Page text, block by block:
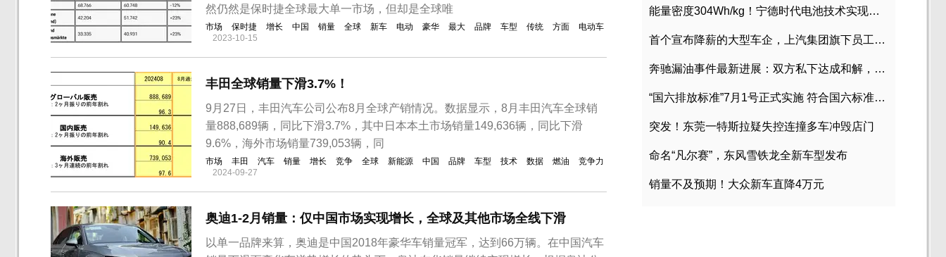
然仍然是保时捷全球最大单一市场，但却是全球唯
市场 保时捷 增长 中国 销量 全球 新车 电动 豪华 最大 品牌 车型 传统 方面
电动车
2023-10-15
丰田全球销量下滑3.7%！
9月27日，丰田汽车公司公布8月全球产销情况。数据显示，8月丰田汽车全球销
量888,689辆，同比下滑3.7%，其中日本本土市场销量149,636辆，同比下滑
9.6%，海外市场销量739,053辆，同
市场 丰田 汽车 销量 增长 竞争 全球 新能源 中国 品牌 车型 技术 数据 燃油
竞争力
2024-09-27
奥迪1-2月销量：仅中国市场实现增长，全球及其他市场全线下滑
以单一品牌来算，奥迪是中国2018年豪华车销量冠军，达到66万辆。在中国汽车
能量密度304Wh/kg！宁德时代电池技术实现突破
首个宣布降薪的大型车企，上汽集团旗下员工降薪文件曝光
奔驰漏油事件最新进展：双方私下达成和解，工商已介入调查
“国六排放标准”7月1号正式实施 符合国六标准车型目录一览
突发！东莞一特斯拉疑失控连撞多车冲毁店门
命名“凡尔赛”，东风雪铁龙全新车型发布
销量不及预期！大众新车直降4万元